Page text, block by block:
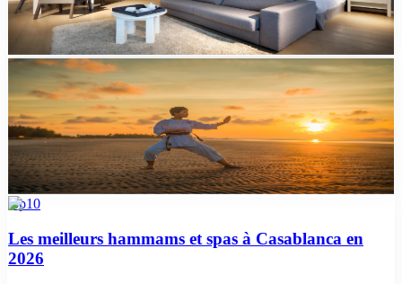
Itinéraire Casablanca en 2 jours : mosquée Hassan II, médina,
Corniche d'Aïn Diab, quartier Habous. Tarifs, restos et conseils.
top10
Les meilleures activités d'aventure à Casablanca en
2026
Sélection des meilleures activités d'aventure à Casablanca : karting,
paintball, escalade, accrobranche. Tarifs, durées et avis vérifiés.
top10
Les meilleurs hammams et spas à Casablanca en
2026